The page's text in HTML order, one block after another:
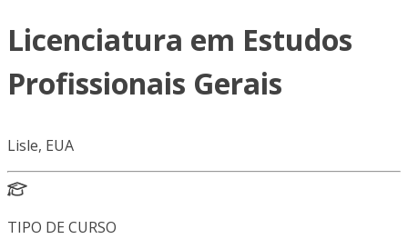
Licenciatura em Estudos
Profissionais Gerais
Lisle, EUA
TIPO DE CURSO